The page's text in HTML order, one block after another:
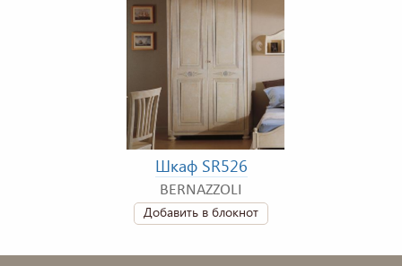
Шкаф SR526
BERNAZZOLI
Добавить в блокнот